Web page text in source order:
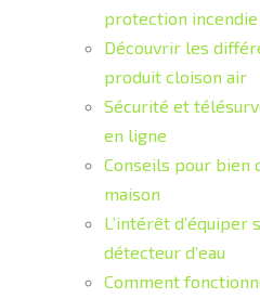
protection incendie
Découvrir les
produit cloison air
Sécurité et
en ligne
Conseils pour
maison
L’intérêt d’équiper
détecteur d’eau
Comment